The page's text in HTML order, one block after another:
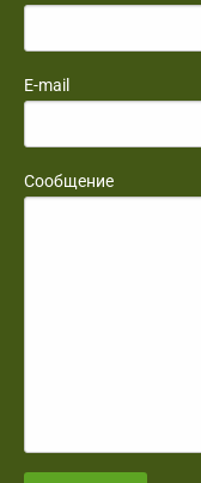
E-mail
Сообщение